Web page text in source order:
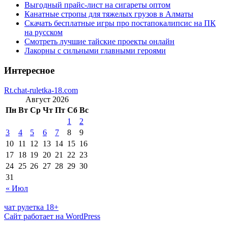
Выгодный прайс-лист на сигареты оптом
Канатные стропы для тяжелых грузов в Алматы
Скачать бесплатные игры про постапокалипсис на ПК
на русском
Смотреть лучшие тайские проекты онлайн
Лакорны с сильными главными героями
Интересное
Rt.chat-ruletka-18.com
Август 2026
Пн Вт Ср Чт Пт Сб Вс
« Июл
1
2
3
4 5 6 7 8
9
10 11 12 13 14 15 16
17 18 19 20 21 22 23
24 25 26 27 28 29 30
31
чат рулетка 18+
Сайт работает на WordPress